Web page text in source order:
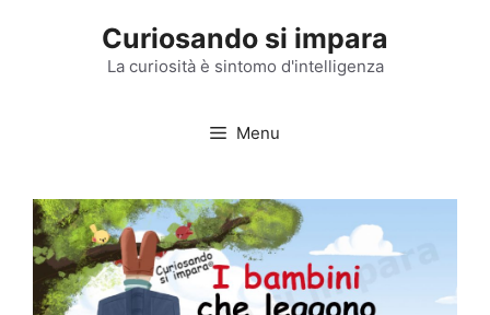
Curiosando si impara
La curiosità è sintomo d'intelligenza
Menu